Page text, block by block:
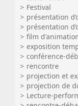
Festival
présentation
présentation
film
exposition
conférence-
rencontre
projection et
projection de
Lecture-